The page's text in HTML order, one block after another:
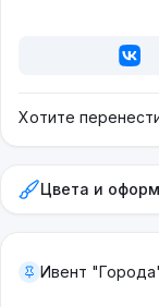
Хотите
Цвета и
Ивент